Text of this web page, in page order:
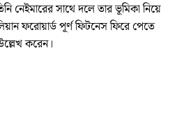
নেইমারের সাথে দলে তার ভূমিকা নিয়ে
ফরোয়ার্ড পূর্ণ ফিটনেস ফিরে পেতে
করেন।